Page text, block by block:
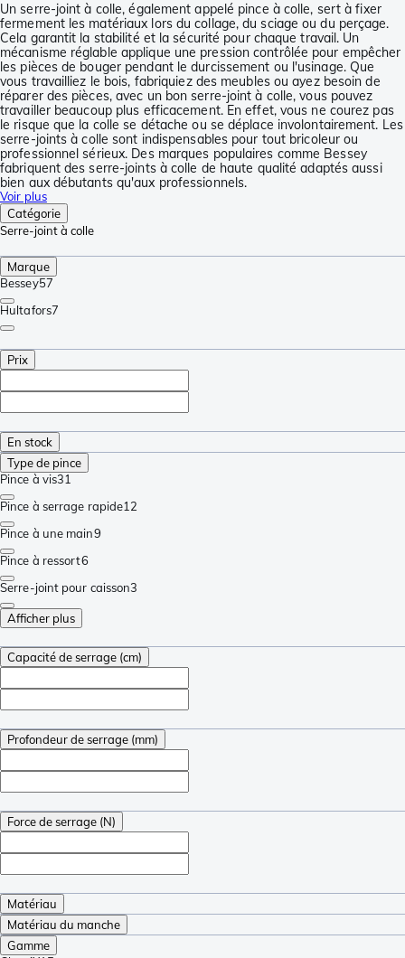
Un serre-joint à colle, également appelé pince à colle, sert à fixer
fermement les matériaux lors du collage, du sciage ou du perçage.
Cela garantit la stabilité et la sécurité pour chaque travail. Un
mécanisme réglable applique une pression contrôlée pour empêcher
les pièces de bouger pendant le durcissement ou l'usinage. Que
vous travailliez le bois, fabriquiez des meubles ou ayez besoin de
réparer des pièces, avec un bon serre-joint à colle, vous pouvez
travailler beaucoup plus efficacement. En effet, vous ne courez pas
le risque que la colle se détache ou se déplace involontairement. Les
serre-joints à colle sont indispensables pour tout bricoleur ou
professionnel sérieux. Des marques populaires comme Bessey
fabriquent des serre-joints à colle de haute qualité adaptés aussi
bien aux débutants qu'aux professionnels.
Voir plus
Catégorie
Serre-joint à colle
Marque
Bessey57
Hultafors7
Prix
En stock
Type de pince
Pince à vis31
Pince à serrage rapide12
Pince à une main9
Pince à ressort6
Serre-joint pour caisson3
Afficher plus
Capacité de serrage (cm)
Profondeur de serrage (mm)
Force de serrage (N)
Matériau
Matériau du manche
Gamme